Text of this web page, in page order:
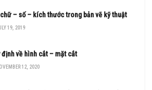
– số – kích thước trong bản vẽ kỹ thuật
19, 2019
định về hình cắt – mặt cắt
12, 2020